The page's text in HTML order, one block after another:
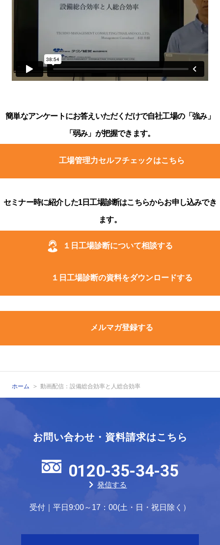
簡単なアンケートにお答えいただくだけで自社工場の「強み」
「弱み」が把握できます。
工場管理力セルフチェックはこちら
セミナー時に紹介した1日工場診断はこちらからお申し込みでき
ます。
１日工場診断について相談する
１日工場診断の資料をダウンロードする
メルマガ登録する
ホーム 動画配信：設備総合効率と人総合効率
お問い合わせ・資料請求はこちら
0120-35-34-35
発信する
受付｜平日9:00～17：00(土・日・祝日除く）